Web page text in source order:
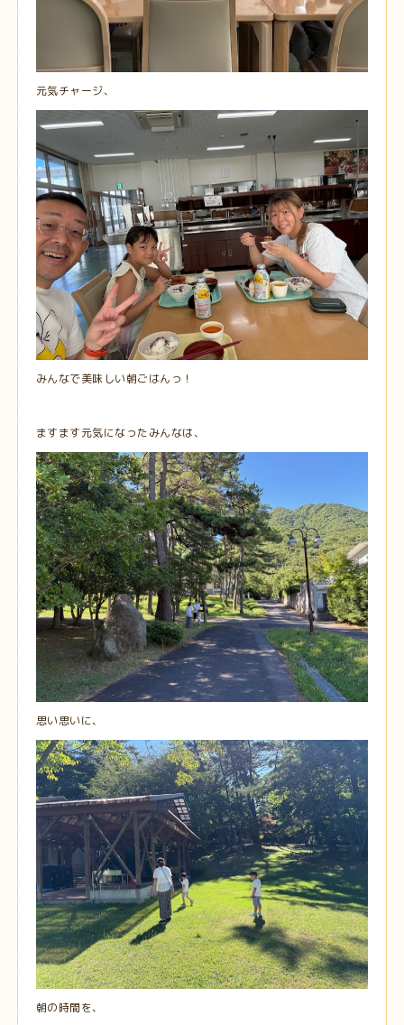
元気チャージ、
みんなで美味しい朝ごはんっ！
ますます元気になったみんなは、
思い思いに、
朝の時間を、